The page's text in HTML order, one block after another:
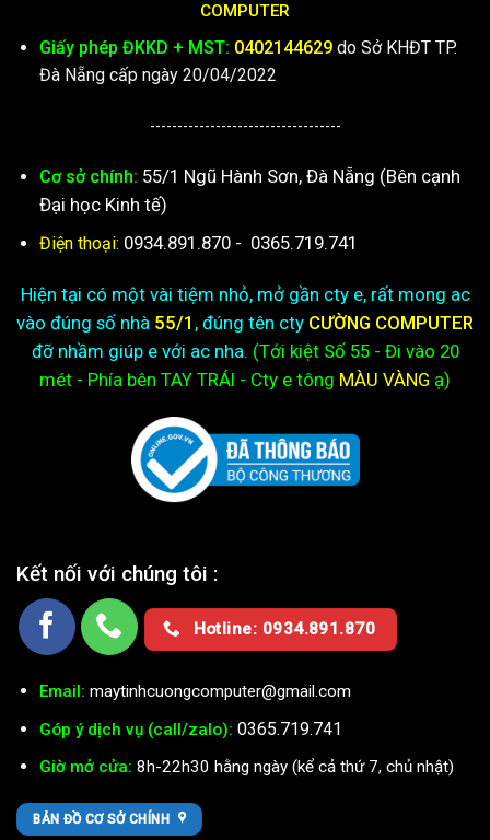
COMPUTER
Giấy phép ĐKKD + MST: 0402144629do Sở KHĐT TP.
Đà Nẵng cấp ngày 20/04/2022
-----------------------------------
Cơ sở chính: 55/1 Ngũ Hành Sơn, Đà Nẵng (Bên cạnh
Đại học Kinh tế)
Điện thoại: 0934.891.870 - 0365.719.741
Hiện tại có một vài tiệm nhỏ, mở gần cty e, rất mong ac
vào đúng số nhà 55/1 , đúng tên cty CƯỜNG COMPUTER
đỡ nhầm giúp e với ac nha. (Tới kiệtSố 55 - Đi vào 20
mét - Phía bên TAY TRÁI - Cty e tông MÀU VÀNG ạ)
Kết nối với chúng tôi :
Hotline: 0934.891.870
Email: maytinhcuongcomputer@gmail.com
Góp ý dịch vụ (call/zalo): 0365.719.741
Giờ mở cửa: 8h-22h30 hằng ngày (kể cả thứ 7, chủ nhật)
BẢN ĐỒ CƠ SỞ CHÍNH